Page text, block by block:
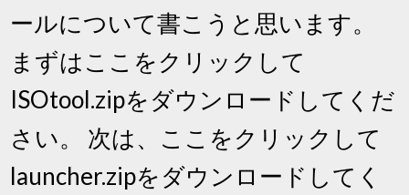
ールについて書こうと思います。
まずはここをクリックして
ISOtool.zipをダウンロードしてくだ
さい。 次は、ここをクリックして
launcher.zipをダウンロードしてく